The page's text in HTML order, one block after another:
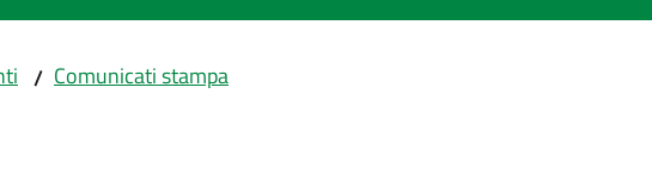
/ Comunicati stampa